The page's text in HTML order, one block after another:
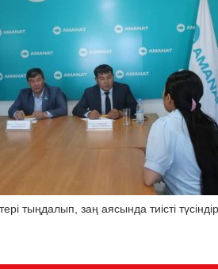
тыңдалып, заң аясында тиісті